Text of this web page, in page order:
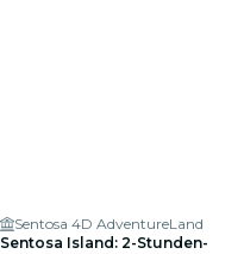
Sentosa 4D AdventureLand
Sentosa Island: 2-Stunden-